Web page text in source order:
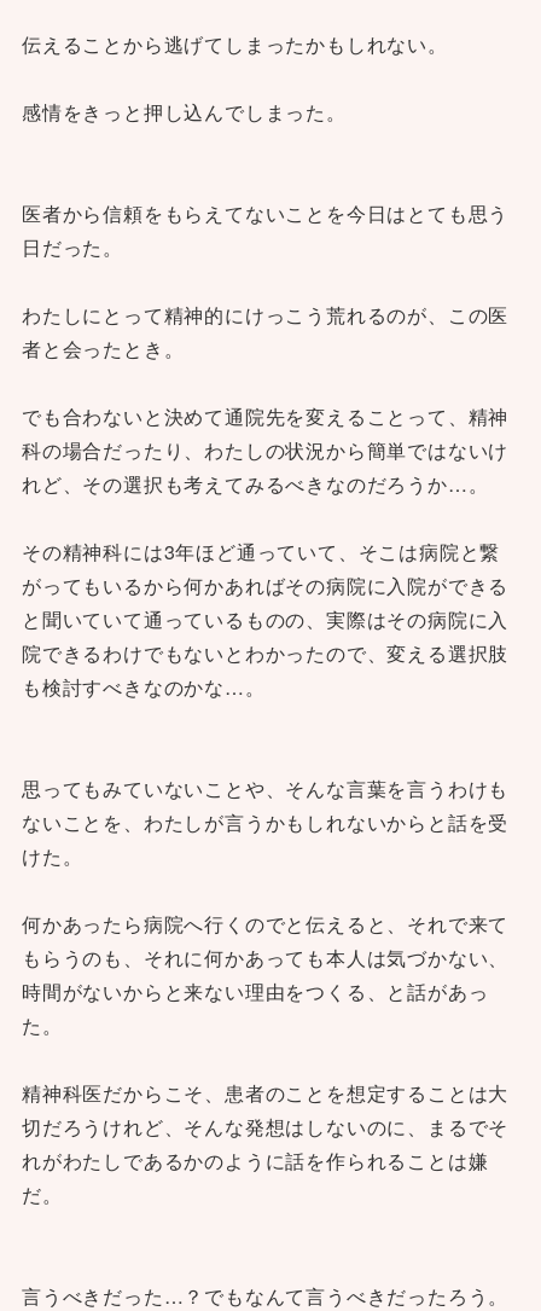
伝えることから逃げてしまったかもしれない。
感情をきっと押し込んでしまった。
医者から信頼をもらえてないことを今日はとても思う
日だった。
わたしにとって精神的にけっこう荒れるのが、この医
者と会ったとき。
でも合わないと決めて通院先を変えることって、精神
科の場合だったり、わたしの状況から簡単ではないけ
れど、その選択も考えてみるべきなのだろうか…。
その精神科には3年ほど通っていて、そこは病院と繋
がってもいるから何かあればその病院に入院ができる
と聞いていて通っているものの、実際はその病院に入
院できるわけでもないとわかったので、変える選択肢
も検討すべきなのかな…。
思ってもみていないことや、そんな言葉を言うわけも
ないことを、わたしが言うかもしれないからと話を受
けた。
何かあったら病院へ行くのでと伝えると、それで来て
もらうのも、それに何かあっても本人は気づかない、
時間がないからと来ない理由をつくる、と話があっ
た。
精神科医だからこそ、患者のことを想定することは大
切だろうけれど、そんな発想はしないのに、まるでそ
れがわたしであるかのように話を作られることは嫌
だ。
言うべきだった…？でもなんて言うべきだったろう。